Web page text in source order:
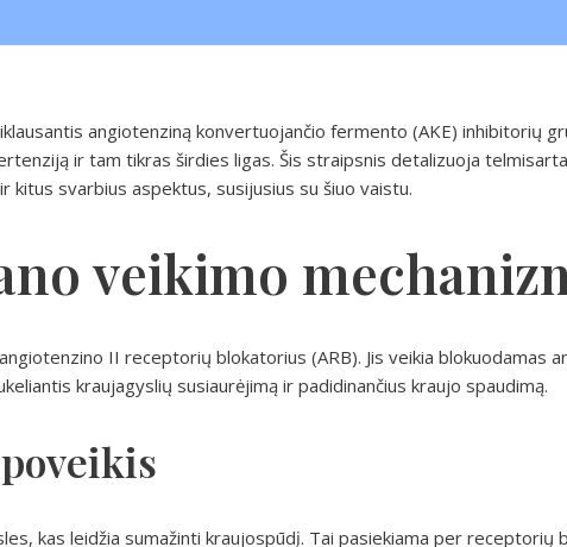
angiotenziną konvertuojančio fermento (AKE) inhibitorių
ir tam tikras širdies ligas. Šis straipsnis detalizuoja
kitus svarbius aspektus, susijusius su šiuo vaistu.
veikimo
II receptorių blokatorius (ARB). Jis veikia blokuodamas
kraujagyslių susiaurėjimą ir padidinančius kraujo spaudimą.
kas leidžia sumažinti kraujospūdį. Tai pasiekiama per receptorių